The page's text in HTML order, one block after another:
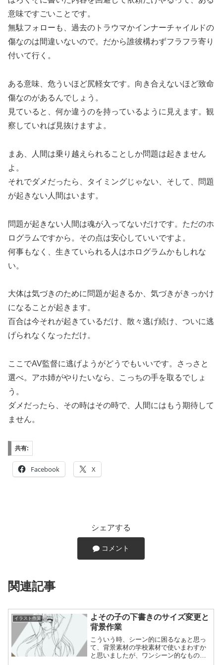
意味ですごいことです。
無駄フォローも、過去のトラウマかインナーチャイルドの
傷なのは間違いないので。だから誰彼構わずフラフラ寄り
付いて行く。
ある意味、危ういほど尻軽女です。向き合えないほど致命
傷なのがあるんでしょう。
見ていると、何か違うのを持っているように見えます。観
察していれば見抜けますよ。
まあ、人間は乗り越えられることしか問題は起きません
よ。
それでダメだったら、タイミングじゃない、そして、問題
が起きない人間はいます。
問題が起きない人間は魂が入ってないだけです。ただのホ
ログラムですから。その点は安心していいですよ。
何事もなく、生きていられる人はホログラムかもしれな
い。
大体は気づきのために問題が起きるか、気づきがきっかけ
になることが起きます。
百合は今それが起きているだけ、散々逃げ続け、ついに逃
げられなくなっただけ。
ここでAV監督に逃げようがどうでもいいです。さっさと
選べ。アホ姉がやりたいなら、こっちの手を取るでしょ
う。
ダメだったら、その時はその時で、人間にはもう期待して
ません。
共有:
Facebook X
シェアする
コメント
関連記事
イラスト作業
よその子の下書きのサイズ変更と
背景作業
こういう時、シーン的に困るなぁと思っ
て、背景素材の学校素材で使いまわすか
と思いましたが、ワンシーン的なもので